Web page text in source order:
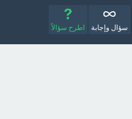
سؤال وإجابة اطرح سؤالاً